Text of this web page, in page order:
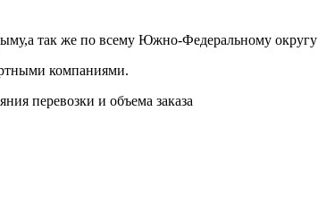
а так же по всему Южно-Федеральному округу
компаниями.
перевозки и объема заказа